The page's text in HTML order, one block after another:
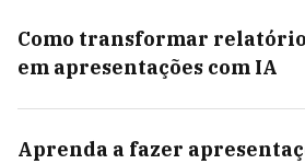
Como transformar
em apresentações com IA
Aprenda a fazer